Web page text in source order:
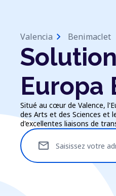
Valencia chevron_right Benimaclet
Europa
Situé au cœur de Valence,
des Arts et des Sciences et
d'excellentes liaisons de
Saisissez votre
mail